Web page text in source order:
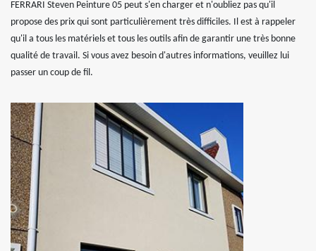
FERRARI Steven Peinture 05 peut s'en charger et n'oubliez pas qu'il
propose des prix qui sont particulièrement très difficiles. Il est à rappeler
qu'il a tous les matériels et tous les outils afin de garantir une très bonne
qualité de travail. Si vous avez besoin d'autres informations, veuillez lui
passer un coup de fil.